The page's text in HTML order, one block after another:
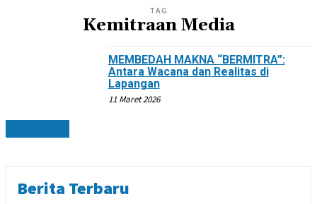
TAG
Kemitraan Media
MEMBEDAH MAKNA “BERMITRA”:
Antara Wacana dan Realitas di
Lapangan
11 Maret 2026
Berita Terbaru